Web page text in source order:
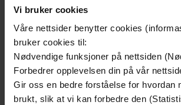
Vi bruker cookies
Våre nettsider benytter cookies
bruker cookies til:
Nødvendige funksjoner på nettsiden
Forbedrer opplevelsen din på vår
Gir oss en bedre forståelse for hvordan
brukt, slik at vi kan forbedre den